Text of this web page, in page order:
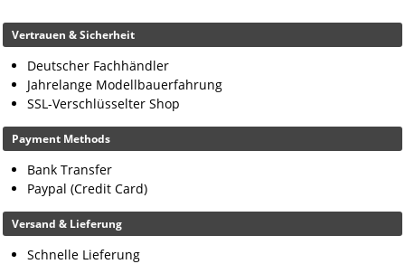
Vertrauen & Sicherheit
Deutscher Fachhändler
Jahrelange Modellbauerfahrung
SSL-Verschlüsselter Shop
Payment Methods
Bank Transfer
Paypal (Credit Card)
Versand & Lieferung
Schnelle Lieferung